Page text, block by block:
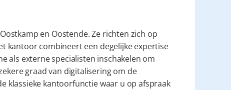
en Oostende. Ze richten zich op
kantoor combineert een degelijke expertise
als externe specialisten inschakelen om
graad van digitalisering om de
klassieke kantoorfunctie waar u op afspraak